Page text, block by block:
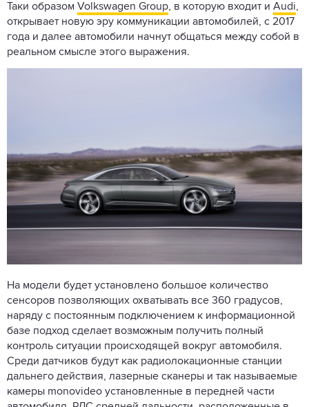
Таки образом Volkswagen Group, в которую входит и Audi,
открывает новую эру коммуникации автомобилей, с 2017
года и далее автомобили начнут общаться между собой в
реальном смысле этого выражения.
На модели будет установлено большое количество
сенсоров позволяющих охватывать все 360 градусов,
наряду с постоянным подключением к информационной
базе подход сделает возможным получить полный
контроль ситуации происходящей вокруг автомобиля.
Среди датчиков будут как радиолокационные станции
дальнего действия, лазерные сканеры и так называемые
камеры monovideo установленные в передней части